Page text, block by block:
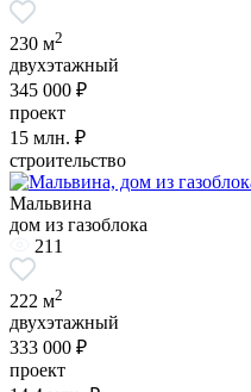
230 м2
двухэтажный
345 000 ₽
проект
15 млн. ₽
строительство
Мальвина
дом из газоблока
211
222 м2
двухэтажный
333 000 ₽
проект